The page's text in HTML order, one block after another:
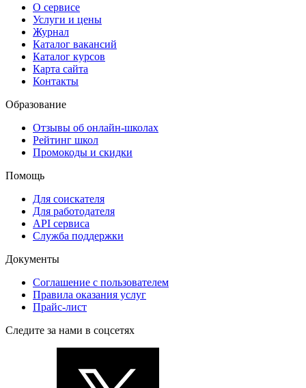
О сервисе
Услуги и цены
Журнал
Каталог вакансий
Каталог курсов
Карта сайта
Контакты
Образование
Отзывы об онлайн-школах
Рейтинг школ
Промокоды и скидки
Помощь
Для соискателя
Для работодателя
API сервиса
Служба поддержки
Документы
Соглашение с пользователем
Правила оказания услуг
Прайс-лист
Следите за нами в соцсетях